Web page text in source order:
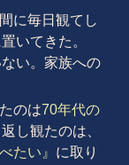
に毎日観てし
いてきた。
い。家族への
のは70年代の
し観たのは、
たい』 に取り